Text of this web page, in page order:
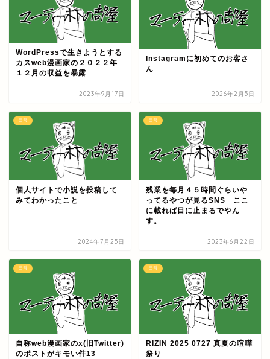
WordPressで生きようとする
カスweb漫画家の２０２２年
１２月の収益を暴露
2023年9月17日
Instagramに初めてのお客さ
ん
2026年2月5日
日常
個人サイトで小説を投稿して
みてわかったこと
2024年7月25日
日常
残業を毎月４５時間ぐらいや
ってるやつが見るSNS ここ
に載れば目に止まるでやん
す。
2023年6月22日
日常
自称web漫画家のx(旧Twitter)
のポストがキモい件13
日常
RIZIN 2025 0727 真夏の喧嘩
祭り